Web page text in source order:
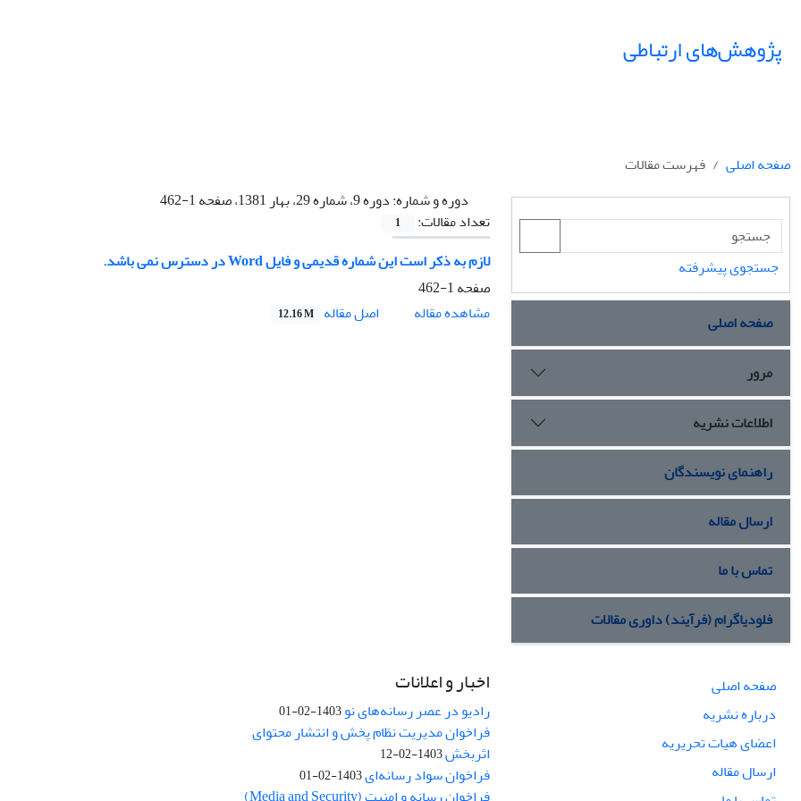
پژوهش‌های ارتباطی
صفحه اصلی
فهرست مقالات
دوره و شماره:دوره 9، شماره 29، بهار 1381، صفحه 1-462
تعداد مقالات:
1
لازم به ذکر است این شماره قدیمی و فایل Word در دسترس نمی باشد.
صفحه1-462
مشاهده مقاله
اصل مقاله 12.16 M
جستجوی پیشرفته
صفحه اصلی
مرور
اطلاعات نشریه
راهنمای نویسندگان
ارسال مقاله
تماس با ما
فلودیاگرام (فرآیند) داوری مقالات
صفحه اصلی
درباره نشریه
اعضای هیات تحریریه
ارسال مقاله
اخبار و اعلانات
رادیو در عصر رسانه‌های نو1403-02-01
فراخوان مدیریت نظام پخش و انتشار محتوای
اثربخش1403-02-12
فراخوان سواد رسانه‌ای1403-02-01